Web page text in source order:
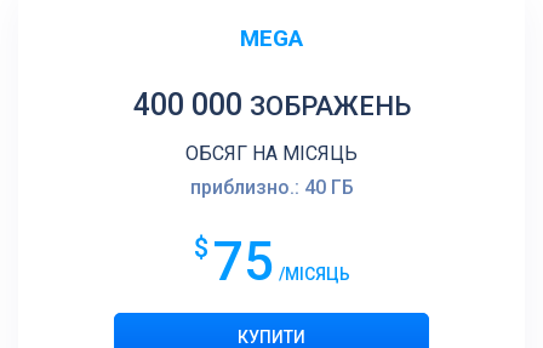
MEGA
400 000 ЗОБРАЖЕНЬ
ОБСЯГ НА МІСЯЦЬ
приблизно.: 40 ГБ
$ 75 /МІСЯЦЬ